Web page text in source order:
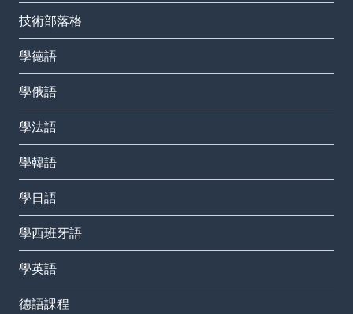
技術部落格
學德語
學俄語
學法語
學韓語
學日語
學西班牙語
學英語
德語課程